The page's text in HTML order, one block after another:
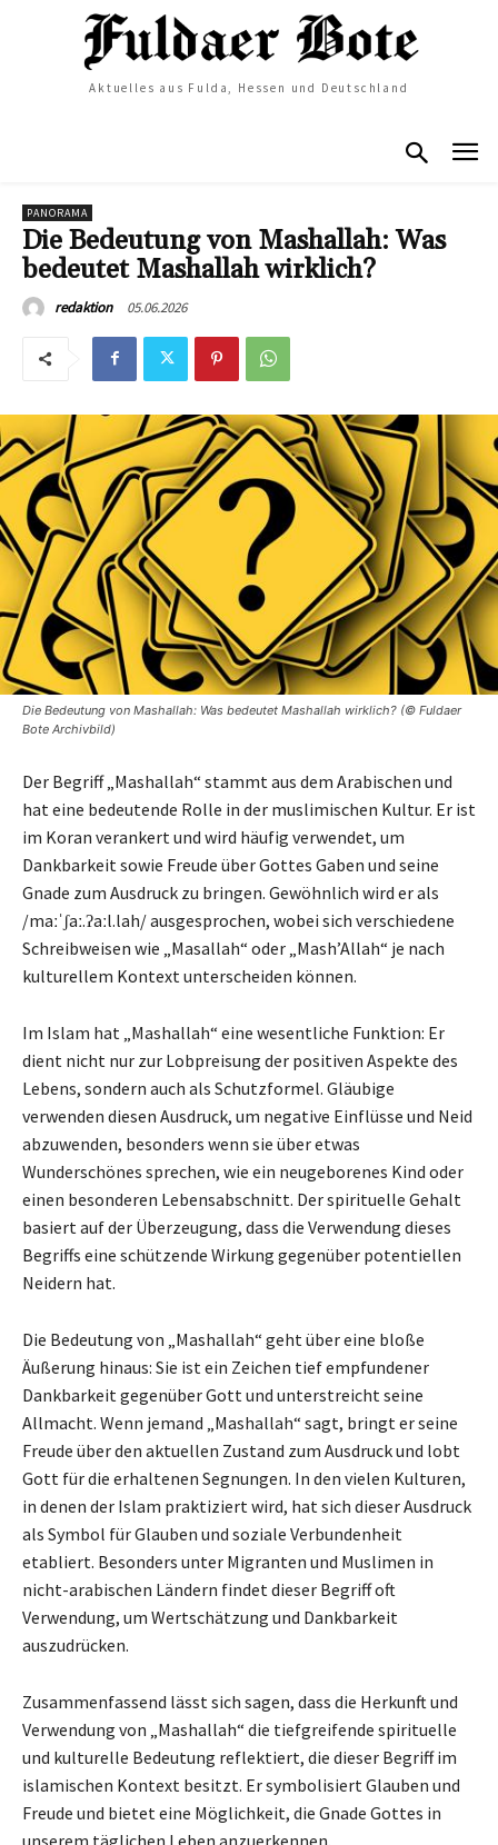
Aktuelles aus Fulda, Hessen und Deutschland
PANORAMA
Die Bedeutung von Mashallah: Was
bedeutet Mashallah wirklich?
redaktion 05.06.2026
Die Bedeutung von Mashallah: Was bedeutet Mashallah wirklich? (© Fuldaer
Bote Archivbild)
Der Begriff „Mashallah“ stammt aus dem Arabischen und
hat eine bedeutende Rolle in der muslimischen Kultur. Er ist
im Koran verankert und wird häufig verwendet, um
Dankbarkeit sowie Freude über Gottes Gaben und seine
Gnade zum Ausdruck zu bringen. Gewöhnlich wird er als
/maːˈʃaː.ʔaːl.lah/ ausgesprochen, wobei sich verschiedene
Schreibweisen wie „Masallah“ oder „Mash’Allah“ je nach
kulturellem Kontext unterscheiden können.
Im Islam hat „Mashallah“ eine wesentliche Funktion: Er
dient nicht nur zur Lobpreisung der positiven Aspekte des
Lebens, sondern auch als Schutzformel. Gläubige
verwenden diesen Ausdruck, um negative Einflüsse und Neid
abzuwenden, besonders wenn sie über etwas
Wunderschönes sprechen, wie ein neugeborenes Kind oder
einen besonderen Lebensabschnitt. Der spirituelle Gehalt
basiert auf der Überzeugung, dass die Verwendung dieses
Begriffs eine schützende Wirkung gegenüber potentiellen
Neidern hat.
Die Bedeutung von „Mashallah“ geht über eine bloße
Äußerung hinaus: Sie ist ein Zeichen tief empfundener
Dankbarkeit gegenüber Gott und unterstreicht seine
Allmacht. Wenn jemand „Mashallah“ sagt, bringt er seine
Freude über den aktuellen Zustand zum Ausdruck und lobt
Gott für die erhaltenen Segnungen. In den vielen Kulturen,
in denen der Islam praktiziert wird, hat sich dieser Ausdruck
als Symbol für Glauben und soziale Verbundenheit
etabliert. Besonders unter Migranten und Muslimen in
nicht-arabischen Ländern findet dieser Begriff oft
Verwendung, um Wertschätzung und Dankbarkeit
auszudrücken.
Zusammenfassend lässt sich sagen, dass die Herkunft und
Verwendung von „Mashallah“ die tiefgreifende spirituelle
und kulturelle Bedeutung reflektiert, die dieser Begriff im
islamischen Kontext besitzt. Er symbolisiert Glauben und
Freude und bietet eine Möglichkeit, die Gnade Gottes in
unserem täglichen Leben anzuerkennen.